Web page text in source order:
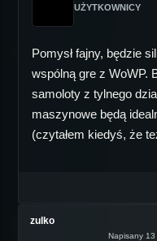
UŻYTKOWNICY
Pomysł fajny, będzie
wspólną gre z WoWP.
samoloty z tylnego
maszynowe będą
(czytałem kiedyś, że
zulko
Napisany